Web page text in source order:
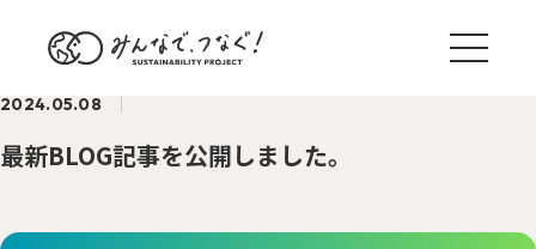
2024.05.08
最新BLOG記事を公開しました。